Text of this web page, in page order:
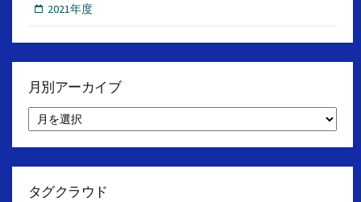
2021年度
月別アーカイブ
別
ア
イ
タグクラウド